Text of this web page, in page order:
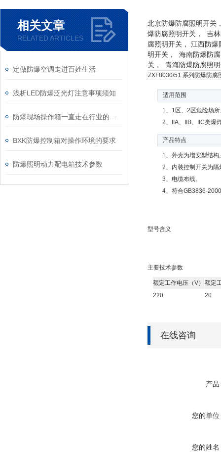
相关文章
RELATED ARTICLES
定做防爆空调走进百姓生活
浅析LED防爆泛光灯注意事项须知
BXK防爆控制箱对操作环境的要求
防爆照明动力配电箱技术参数
北京防爆防腐照明开关
爆防腐照明开关， 吉
腐照明开关， 江西防
明开关， 海南防爆防
关， 青海防爆防腐照
ZXF8030/51 系列防爆防腐
适用范围
1、1区、2区危险场
2、IIA、IIB、IIC类爆
产品特点
1、外壳为增安型结
2、内装控制开关为隔
3、电缆布线。
4、符合GB3836-
型号含义
主要技术参数
额定工作电压（V） 额定
220
20
在线咨询
产品
您的单位
您的姓名